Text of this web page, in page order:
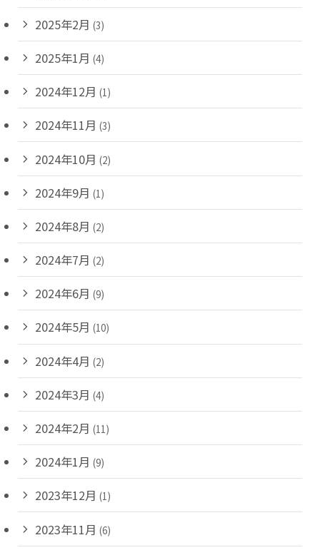
2025年2月 (3)
2025年1月 (4)
2024年12月 (1)
2024年11月 (3)
2024年10月 (2)
2024年9月 (1)
2024年8月 (2)
2024年7月 (2)
2024年6月 (9)
2024年5月 (10)
2024年4月 (2)
2024年3月 (4)
2024年2月 (11)
2024年1月 (9)
2023年12月 (1)
2023年11月 (6)